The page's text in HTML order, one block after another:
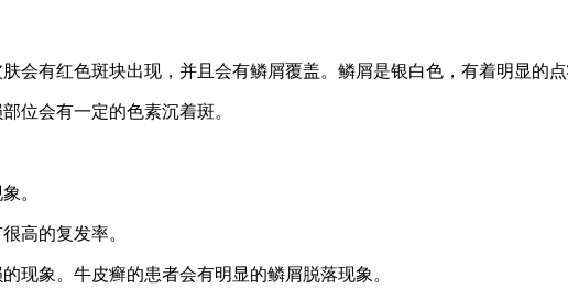
会有红色斑块出现，并且会有鳞屑覆盖。鳞屑是银白色，有着明显的点
位会有一定的色素沉着斑。
。
高的复发率。
现象。牛皮癣的患者会有明显的鳞屑脱落现象。